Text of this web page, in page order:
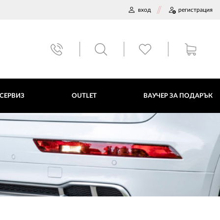
вход регистрация
OUTLET ВАУЧЕР ЗА ПОДАРЪК